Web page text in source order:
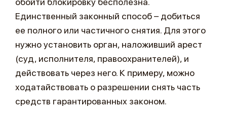
Единственный законный способ – добиться
ее полного или частичного снятия. Для этого
нужно установить орган, наложивший арест
(суд, исполнителя, правоохранителей), и
действовать через него. К примеру, можно
ходатайствовать о разрешении снять часть
средств гарантированных законом.